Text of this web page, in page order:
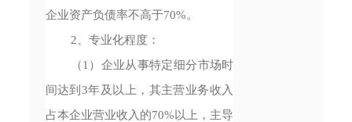
企业资产负债率不高于70%。
2、专业化程度：
（1）企业从事特定细分市场时
间达到3年及以上，其主营业务收入
占本企业营业收入的70%以上，主导